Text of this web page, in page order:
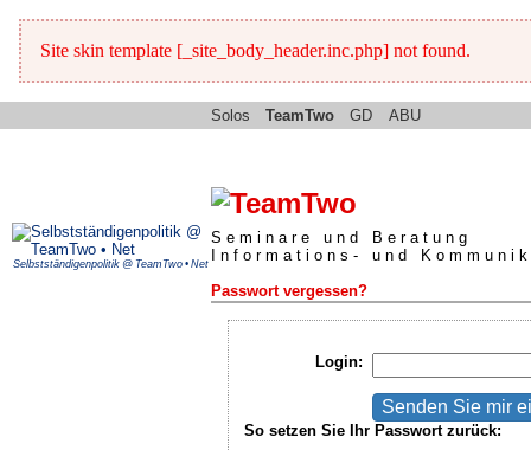
Site skin template [_site_body_header.inc.php] not found.
Solos TeamTwo GD ABU
Seminare und Beratung
Informations- und
Selbstständigenpolitik @ TeamTwo • Net
Passwort vergessen?
Login:
So setzen Sie Ihr Passwort zurück: